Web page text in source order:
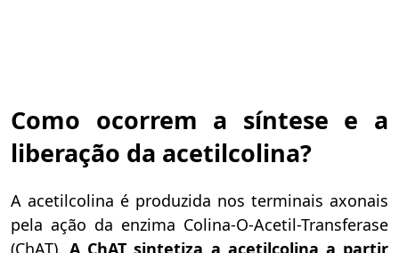
Como ocorrem a síntese e a
liberação da acetilcolina?
A acetilcolina é produzida nos terminais axonais
pela ação da enzima Colina-O-Acetil-Transferase